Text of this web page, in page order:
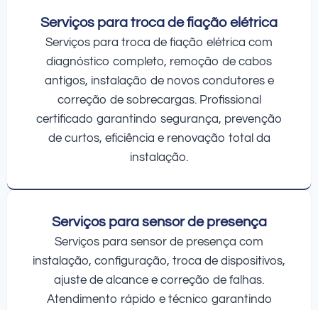
Serviços para troca de fiação elétrica
Serviços para troca de fiação elétrica com
diagnóstico completo, remoção de cabos
antigos, instalação de novos condutores e
correção de sobrecargas. Profissional
certificado garantindo segurança, prevenção
de curtos, eficiência e renovação total da
instalação.
Serviços para sensor de presença
Serviços para sensor de presença com
instalação, configuração, troca de dispositivos,
ajuste de alcance e correção de falhas.
Atendimento rápido e técnico garantindo